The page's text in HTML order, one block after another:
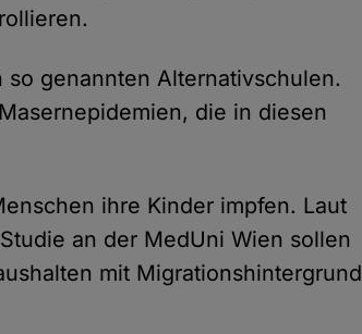
so genannten Alternativschulen.
die in diesen
ihre Kinder impfen. Laut
an der MedUni Wien sollen
mit Migrationshintergrund